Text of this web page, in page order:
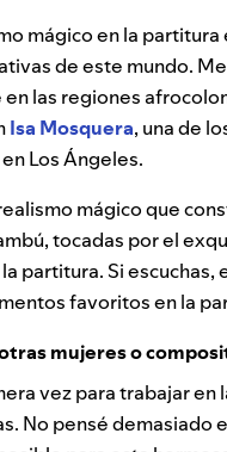
mágico en la
de este mundo.
las regiones
Isa Mosquera, una de
Los Ángeles.
mágico que
tocadas por el
partitura. Si
favoritos en la
mujeres o
vez para trabajar
No pensé demasiado